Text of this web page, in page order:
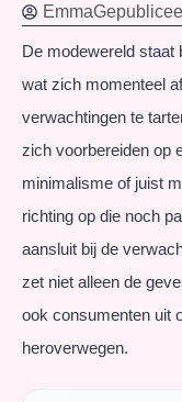
Emma
De modewereld
wat zich momenteel
verwachtingen te
zich voorbereiden op
minimalisme of juist
richting op die noch
aansluit bij de
zet niet alleen de
ook consumenten uit
heroverwegen.